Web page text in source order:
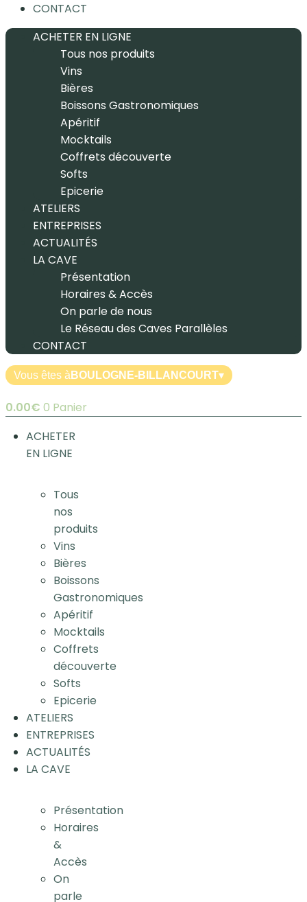
CONTACT
ACHETER EN LIGNE
Tous nos produits
Vins
Bières
Boissons Gastronomiques
Apéritif
Mocktails
Coffrets découverte
Softs
Epicerie
ATELIERS
ENTREPRISES
ACTUALITÉS
LA CAVE
Présentation
Horaires & Accès
On parle de nous
Le Réseau des Caves Parallèles
CONTACT
Vous êtes à BOULOGNE-BILLANCOURT▾
0.00€ 0 Panier
ACHETER
EN LIGNE
Tous
nos
produits
Vins
Bières
Boissons
Gastronomiques
Apéritif
Mocktails
Coffrets
découverte
Softs
Epicerie
ATELIERS
ENTREPRISES
ACTUALITÉS
LA CAVE
Présentation
Horaires
&
Accès
On
parle